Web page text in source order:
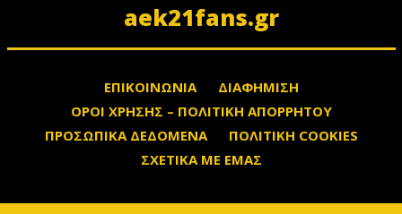
aek21fans.gr
ΕΠΙΚΟΙΝΩΝΙΑ
ΔΙΑΦΗΜΙΣΗ
ΟΡΟΙ ΧΡΗΣΗΣ – ΠΟΛΙΤΙΚΗ ΑΠΟΡΡΗΤΟΥ
ΠΡΟΣΩΠΙΚΑ ΔΕΔΟΜΕΝΑ
ΠΟΛΙΤΙΚΗ COOKIES
ΣΧΕΤΙΚΑ ΜΕ ΕΜΑΣ